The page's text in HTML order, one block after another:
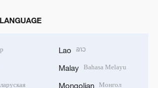
Lao ລາວ
Malay Bahasa Melayu
Mongolian Монгол